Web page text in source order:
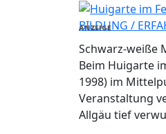
BILDUNG /
ANZEIGE
Schwarz-weiße
Beim Huigarte
1998) im
Veranstaltung
Allgäu tief